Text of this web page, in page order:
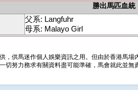
勝出馬匹血統
父系: Langfuhr
母系: Malayo Girl
，供馬迷作個人娛樂資訊之用。但由於香港馬
切努力務求有關資料盡可能準確，馬會就此並